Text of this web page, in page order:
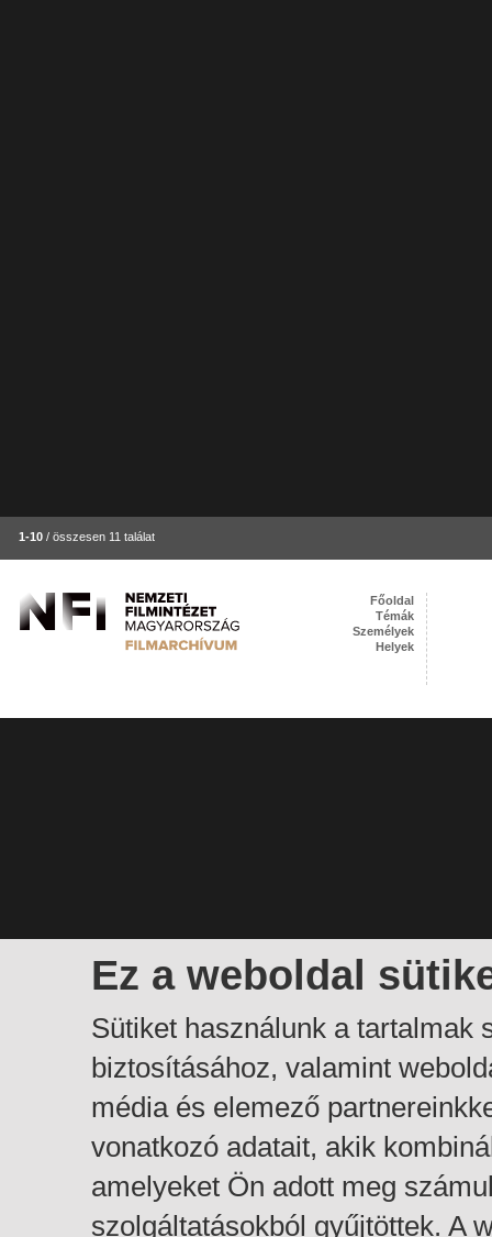
1-10 / összesen 11 találat
Ez a weboldal
Sütiket használunk a tartalmak
biztosításához, valamint
média és elemező
vonatkozó adatait, akik
amelyeket Ön adott meg
szolgáltatásokból gyűjtöttek. A
Főoldal
Témák
Személyek
Helyek